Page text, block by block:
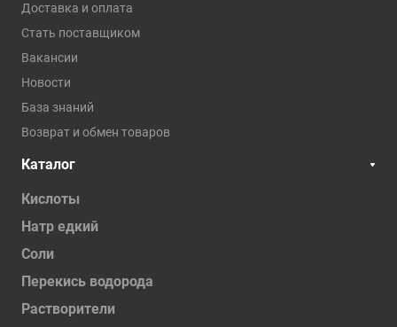
Доставка и оплата
Стать поставщиком
Вакансии
Новости
База знаний
Возврат и обмен товаров
Каталог
Кислоты
Натр едкий
Соли
Перекись водорода
Растворители